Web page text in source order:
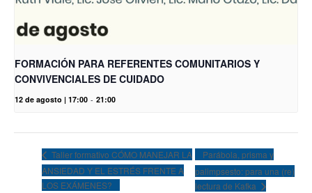
FORMACIÓN PARA REFERENTES COMUNITARIOS Y
CONVIVENCIALES DE CUIDADO
12 de agosto | 17:00 - 21:00
Taller formativo CÓMO MANEJAR LA
ANSIEDAD Y EL ESTRÉS FRENTE A
LOS EXÁMENES?
Parábola, prisma y
palimpsesto: para una (re)
lectura de Kafka